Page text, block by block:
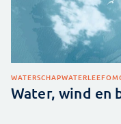
WATERSCHAPWATER
Water, wind en